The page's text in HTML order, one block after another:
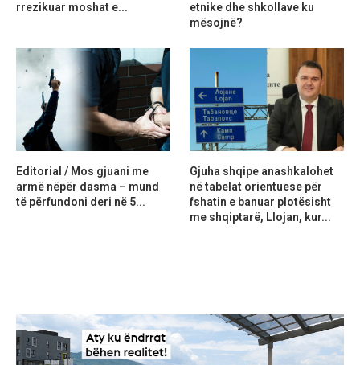
rrezikuar moshat e...
etnike dhe shkollave ku
mësojnë?
Editorial / Mos gjuani me
armë nëpër dasma – mund
të përfundoni deri në 5...
Gjuha shqipe anashkalohet
në tabelat orientuese për
fshatin e banuar plotësisht
me shqiptarë, Llojan, kur...